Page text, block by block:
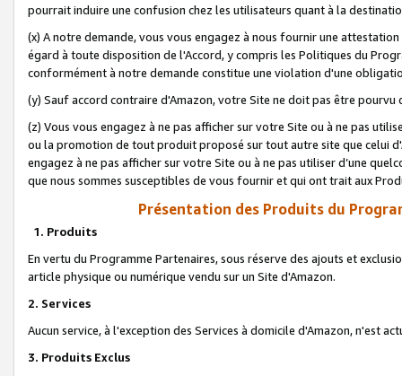
pourrait induire une confusion chez les utilisateurs quant à la
(x) A notre demande, vous vous engagez à nous fournir une
égard à toute disposition de l'Accord, y compris les Politiques du
conformément à notre demande constitue une violation d'une
(y) Sauf accord contraire d'Amazon, votre Site ne doit pas être
(z) Vous vous engagez à ne pas afficher sur votre Site ou à ne pas
ou la promotion de tout produit proposé sur tout autre site que celui
engagez à ne pas afficher sur votre Site ou à ne pas utiliser d’une
que nous sommes susceptibles de vous fournir et qui ont trait aux
Présentation des Produits du
1. Produits
En vertu du Programme Partenaires, sous réserve des ajouts et
article physique ou numérique vendu sur un Site d'Amazon.
2. Services
Aucun service, à l'exception des Services à domicile d'Amazon, n'est
3. Produits Exclus